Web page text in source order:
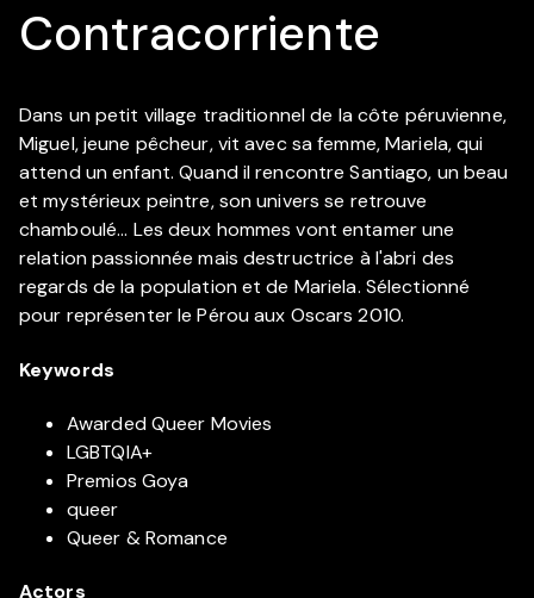
Contracorriente
Dans un petit village traditionnel de la côte péruvienne,
Miguel, jeune pêcheur, vit avec sa femme, Mariela, qui
attend un enfant. Quand il rencontre Santiago, un beau
et mystérieux peintre, son univers se retrouve
chamboulé... Les deux hommes vont entamer une
relation passionnée mais destructrice à l'abri des
regards de la population et de Mariela. Sélectionné
pour représenter le Pérou aux Oscars 2010.
Keywords
Awarded Queer Movies
LGBTQIA+
Premios Goya
queer
Queer & Romance
Actors